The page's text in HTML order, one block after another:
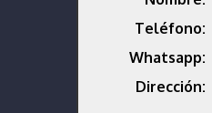
Teléfono:
Whatsapp:
Dirección: